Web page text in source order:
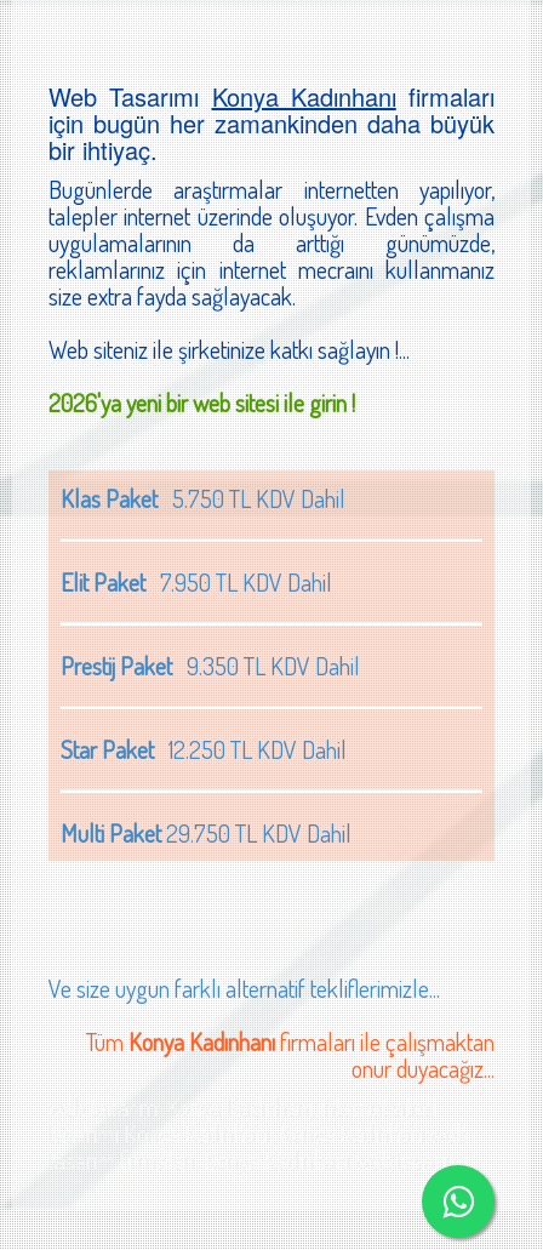
Web TasarımıKonya Kadınhanıfirmaları
için bugün her zamankinden daha büyük
bir ihtiyaç.
Bugünlerde araştırmalar internetten yapılıyor,
talepler internet üzerinde oluşuyor. Evden çalışma
uygulamalarının da arttığı günümüzde,
reklamlarınız için internet mecraını kullanmanız
size extra fayda sağlayacak.
Web siteniz ile şirketinize katkı sağlayın !...
2026'ya yeni bir web sitesi ile girin !
Klas Paket5.750 TL KDV Dahil
Elit Paket7.950 TL KDV Dahil
Prestij Paket9.350 TL KDV Dahil
Star Paket12.250 TL KDV Dahil
Multi Paket29.750 TL KDV Dahil
Ve size uygun farklı alternatif tekliflerimizle...
TümKonya Kadınhanıfirmaları ile çalışmaktan
onur duyacağız...
web tasarımı Konya Kadınhanı, internet sitesi
tasarımı Konya Kadınhanı, Konya Kadınhanı web
tasarım firmaları, Konya Kadınhanı web tasarımı
sanayi web sitesi